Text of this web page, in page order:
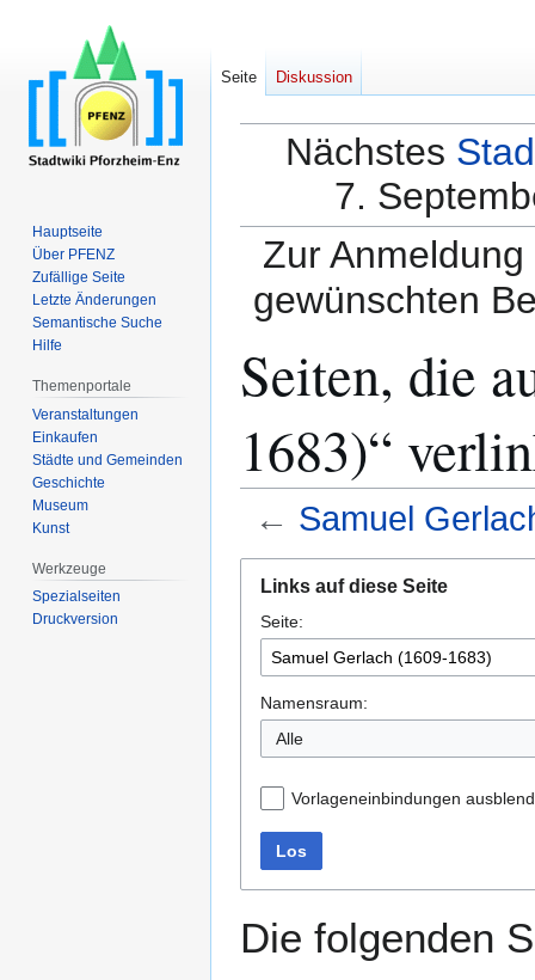
Nächstes
7.
Zur
gewünschten
Seiten, die
1683)“
← Samuel
Navigation
springen
Suche
springen
Links auf diese Seite
Seite:
Namensraum:
Alle
Vorlageneinbindungen
Los
Die folgenden
Seite Diskussion
Hauptseite
Über PFENZ
Zufällige Seite
Letzte Änderungen
Semantische Suche
Hilfe
Themenportale
Veranstaltungen
Einkaufen
Städte und Gemeinden
Geschichte
Museum
Kunst
Werkzeuge
Spezialseiten
Druckversion